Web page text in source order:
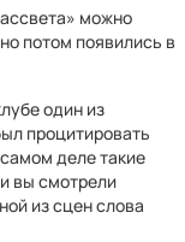
можно
потом появились в
один из
процитировать
деле такие
вы смотрели
из сцен слова